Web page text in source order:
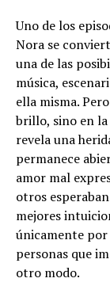
Uno de los
Nora se
una de las
música,
ella misma.
brillo, sino en la
revela una
permanece
amor mal
otros
mejores
únicamente por
personas que
otro modo.